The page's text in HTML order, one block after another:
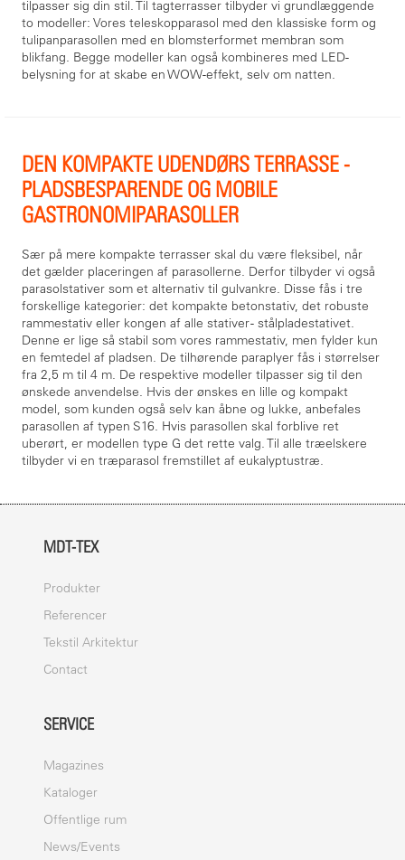
tilpasser sig din stil. Til tagterrasser tilbyder vi grundlæggende
to modeller: Vores teleskopparasol med den klassiske form og
tulipanparasollen med en blomsterformet membran som
blikfang. Begge modeller kan også kombineres med LED-
belysning for at skabe en WOW-effekt, selv om natten.
DEN KOMPAKTE UDENDØRS TERRASSE -
PLADSBESPARENDE OG MOBILE
GASTRONOMIPARASOLLER
Sær på mere kompakte terrasser skal du være fleksibel, når
det gælder placeringen af parasollerne. Derfor tilbyder vi også
parasolstativer som et alternativ til gulvankre. Disse fås i tre
forskellige kategorier: det kompakte betonstativ, det robuste
rammestativ eller kongen af alle stativer - stålpladestativet.
Denne er lige så stabil som vores rammestativ, men fylder kun
en femtedel af pladsen. De tilhørende paraplyer fås i størrelser
fra 2,5 m til 4 m. De respektive modeller tilpasser sig til den
ønskede anvendelse. Hvis der ønskes en lille og kompakt
model, som kunden også selv kan åbne og lukke, anbefales
parasollen af typen S16. Hvis parasollen skal forblive ret
uberørt, er modellen type G det rette valg. Til alle træelskere
tilbyder vi en træparasol fremstillet af eukalyptustræ.
MDT-TEX
Produkter
Referencer
Tekstil Arkitektur
Contact
SERVICE
Magazines
Kataloger
Offentlige rum
News/Events